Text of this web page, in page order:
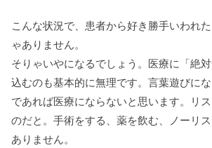
こんな状況で、患者から好き勝手いわれ
ゃありません。
そりゃいやになるでしょう。医療に「絶
込むのも基本的に無理です。言葉遊びにな
であれば医療にならないと思います。リ
のだと。手術をする、薬を飲む、ノーリ
ありません。